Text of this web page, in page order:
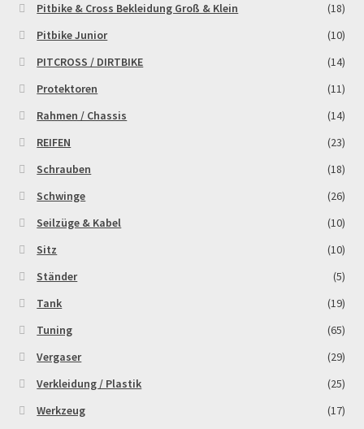
Pitbike & Cross Bekleidung Groß & Klein
(18)
Pitbike Junior
(10)
PITCROSS / DIRTBIKE
(14)
Protektoren
(11)
Rahmen / Chassis
(14)
REIFEN
(23)
Schrauben
(18)
Schwinge
(26)
Seilzüge & Kabel
(10)
Sitz
(10)
Ständer
(5)
Tank
(19)
Tuning
(65)
Vergaser
(29)
Verkleidung / Plastik
(25)
Werkzeug
(17)